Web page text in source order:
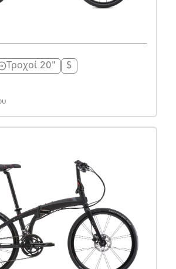
Τροχοί 20" $